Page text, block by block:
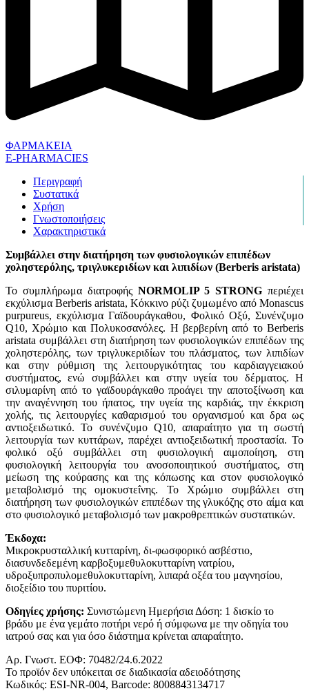
ΦΑΡΜΑΚΕΙΑ
E-PHARMACIES
Περιγραφή
Συστατικά
Χρήση
Γνωστοποιήσεις
Χαρακτηριστικά
Συμβάλλει στην διατήρηση των φυσιολογικών επιπέδων
χοληστερόλης, τριγλυκεριδίων και λιπιδίων (Berberis aristata)
Το συμπλήρωμα διατροφής NORMOLIP 5 STRONG περιέχει
εκχύλισμα Berberis aristata, Κόκκινο ρύζι ζυμωμένο από Monascus
purpureus, εκχύλισμα Γαϊδουράγκαθου, Φολικό Οξύ, Συνένζυμο
Q10, Χρώμιο και Πολυκοσανόλες. Η βερβερίνη από το Berberis
aristata συμβάλλει στη διατήρηση των φυσιολογικών επιπέδων της
χοληστερόλης, των τριγλυκεριδίων του πλάσματος, των λιπιδίων
και στην ρύθμιση της λειτουργικότητας του καρδιαγγειακού
συστήματος, ενώ συμβάλλει και στην υγεία του δέρματος. Η
σιλυμαρίνη από το γαϊδουράγκαθο προάγει την αποτοξίνωση και
την αναγέννηση του ήπατος, την υγεία της καρδιάς, την έκκριση
χολής, τις λειτουργίες καθαρισμού του οργανισμού και δρα ως
αντιοξειδωτικό. Το συνένζυμο Q10, απαραίτητο για τη σωστή
λειτουργία των κυττάρων, παρέχει αντιοξειδωτική προστασία. Το
φολικό οξύ συμβάλλει στη φυσιολογική αιμοποίηση, στη
φυσιολογική λειτουργία του ανοσοποιητικού συστήματος, στη
μείωση της κούρασης και της κόπωσης και στον φυσιολογικό
μεταβολισμό της ομοκυστεΐνης. Το Χρώμιο συμβάλλει στη
διατήρηση των φυσιολογικών επιπέδων της γλυκόζης στο αίμα και
στο φυσιολογικό μεταβολισμό των μακροθρεπτικών συστατικών.
Έκδοχα:
Μικροκρυσταλλική κυτταρίνη, δι-φωσφορικό ασβέστιο,
διασυνδεδεμένη καρβοξυμεθυλοκυτταρίνη νατρίου,
υδροξυπροπυλομεθυλοκυτταρίνη, λιπαρά οξέα του μαγνησίου,
διοξείδιο του πυριτίου.
Οδηγίες χρήσης: Συνιστώμενη Ημερήσια Δόση: 1 δισκίο το
βράδυ με ένα γεμάτο ποτήρι νερό ή σύμφωνα με την οδηγία του
ιατρού σας και για όσο διάστημα κρίνεται απαραίτητο.
Αρ. Γνωστ. ΕΟΦ: 70482/24.6.2022
Το προϊόν δεν υπόκειται σε διαδικασία αδειοδότησης
Κωδικός: ESI-NR-004, Barcode: 8008843134717